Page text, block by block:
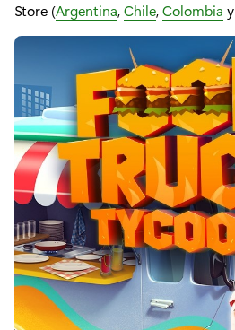
Store (Argentina,Chile,Colombia y